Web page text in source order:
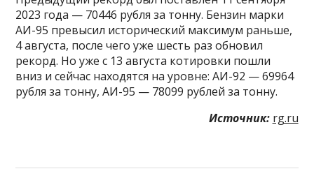
2023 года — 70446 рубля за тонну. Бензин марки
АИ-95 превысил исторический максимум раньше,
4 августа, после чего уже шесть раз обновил
рекорд. Но уже с 13 августа котировки пошли
вниз и сейчас находятся на уровне: АИ-92 — 69964
рубля за тонну, АИ-95 — 78099 рублей за тонну.
Источник: rg.ru